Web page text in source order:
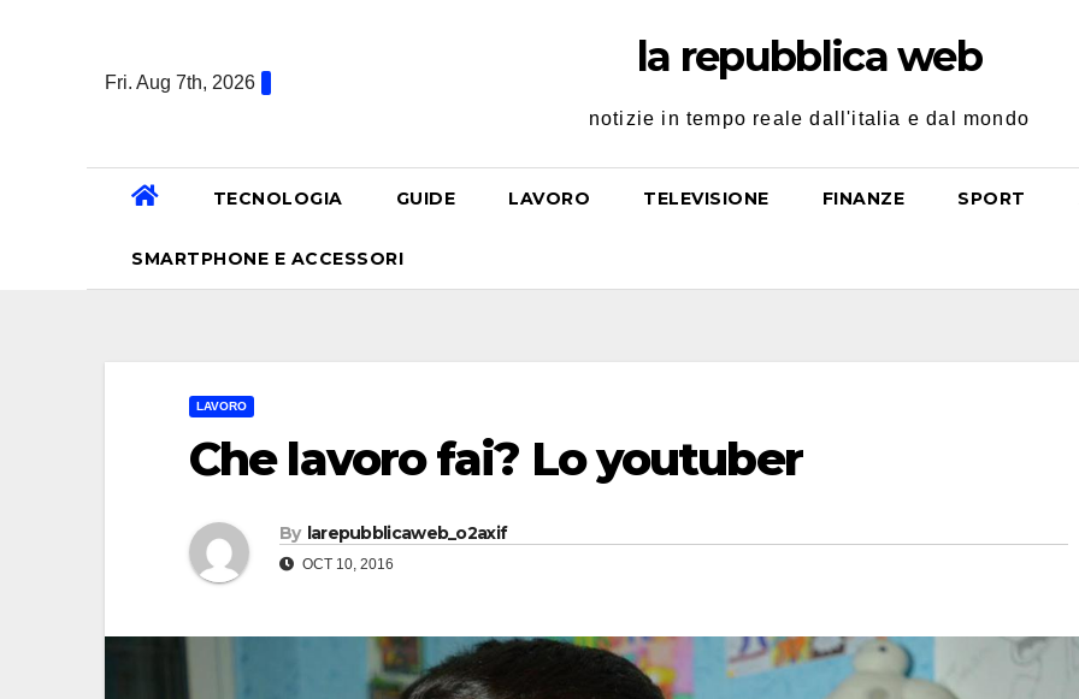
Fri. Aug 7th, 2026
la repubblica web
notizie in tempo reale dall'italia e dal mondo
TECNOLOGIA GUIDE LAVORO TELEVISIONE FINANZE SPORT
SMARTPHONE E ACCESSORI
LAVORO
Che lavoro fai? Lo youtuber
By larepubblicaweb_o2axif
OCT 10, 2016